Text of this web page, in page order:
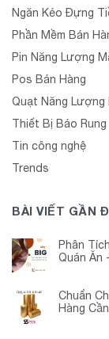
Ngăn Kéo Đựng
Phần Mềm Bán
Pin Năng Lượng
Pos Bán Hàng
Quạt Năng Lượng
Thiết Bị Báo Rung
Tin công nghệ
Trends
BÀI VIẾT GẦN
Phân
Quán Ăn
Chuẩn
Hàng